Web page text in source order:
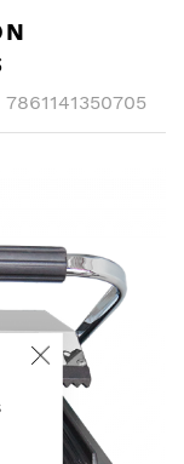
Close
Cookie
Bar
7861141350705